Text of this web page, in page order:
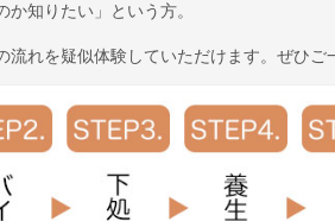
か知りたい」という方。
流れを疑似体験していただけます。ぜひご